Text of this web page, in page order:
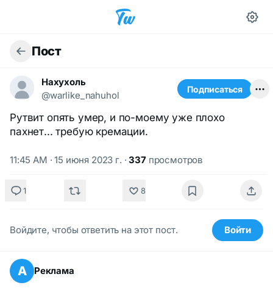
Пост
Нахухоль
@warlike_nahuhol
Подписаться
Рутвит опять умер, и по-моему уже плохо
пахнет... требую кремации.
11:45 AM · 15 июня 2023 г. ·337просмотров
1 8
Войдите, чтобы ответить на этот пост. Войти
А Реклама